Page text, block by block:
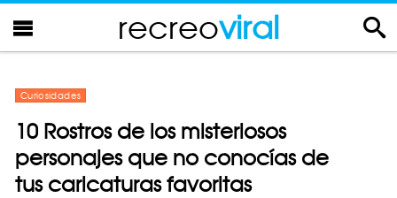
recreoviral
Curiosidades
10 Rostros de los misteriosos
personajes que no conocías de
tus caricaturas favoritas